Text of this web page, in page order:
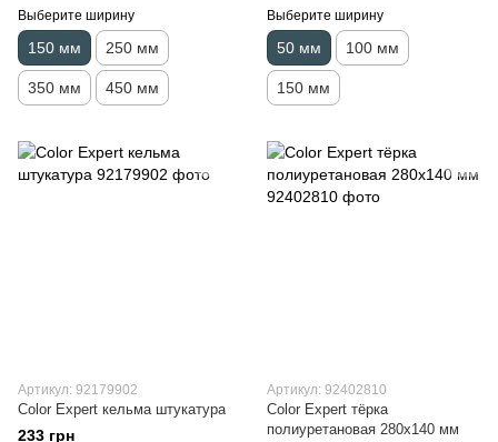
Выберите ширину
150 мм 250 мм
350 мм 450 мм
Выберите ширину
50 мм 100 мм
150 мм
Артикул: 92179902
Color Expert кельма штукатура
233 грн
Артикул: 92402810
Color Expert тёрка
полиуретановая 280х140 мм